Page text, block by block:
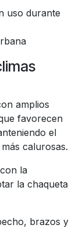
uso durante
amplios
favorecen
el
calurosas.
la
la chaqueta
brazos y